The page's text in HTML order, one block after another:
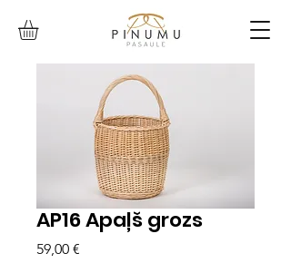
AP16 Apaļš grozs
59,00 €